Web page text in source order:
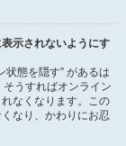
示されないようにす
状態を隠す” があるは
そうすればオンライン
なくなります。この
なり、かわりにお忍